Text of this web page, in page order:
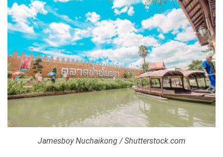
Jamesboy Nuchaikong / Shutterstock.com